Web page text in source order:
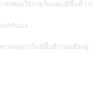
รปล่อยให้ภายในกล่องมีพื้นที่ว่าง
ทกกันเอง
วจสอบว่าไม่มีพื้นที่ว่างเหลืออยู่